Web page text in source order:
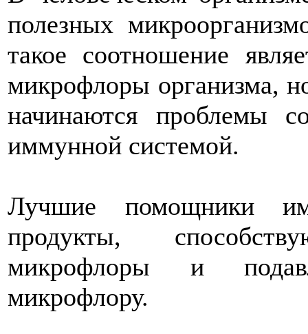
полезных
такое соотношение
микрофлоры организма,
начинаются проблемы
иммунной системой.
Лучшие помощники
продукты,
микрофлоры и
микрофлору.